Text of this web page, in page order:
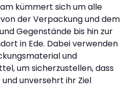
kümmert sich um alle
der Verpackung und dem
und Gegenstände bis hin zur
in Ede. Dabei verwenden
und
um sicherzustellen, dass
unversehrt ihr Ziel